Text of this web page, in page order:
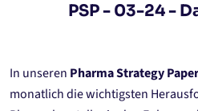
PSP - 03-24 -
In unseren Pharma Strategy
monatlich die wichtigsten